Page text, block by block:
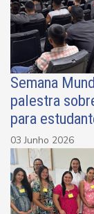
Semana
palestra
para
03 Junho 2026